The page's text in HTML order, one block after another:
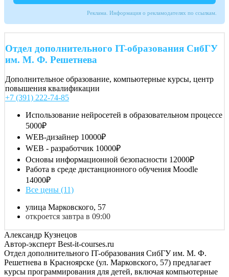
Реклама. Информация о рекламодателях по ссылкам.
Отдел дополнительного IT-образования СибГУ
им. М. Ф. Решетнева
Дополнительное образование, компьютерные курсы, центр
повышения квалификации
+7 (391) 222-74-85
Использование нейросетей в образовательном процессе
5000₽
WEB-дизайнер 10000₽
WEB - разработчик 10000₽
Основы информационной безопасности 12000₽
Работа в среде дистанционного обучения Moodle
14000₽
Все цены (11)
улица Марковского, 57
откроется завтра в 09:00
Александр Кузнецов
Автор-эксперт Best-it-courses.ru
Отдел дополнительного IT-образования СибГУ им. М. Ф.
Решетнева в Красноярске (ул. Марковского, 57) предлагает
курсы программирования для детей, включая компьютерные